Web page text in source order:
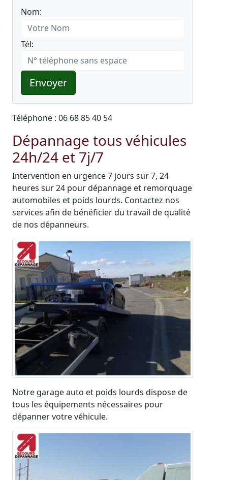
Nom:
Tél:
Envoyer
Téléphone : 06 68 85 40 54
Dépannage tous véhicules
24h/24 et 7j/7
Intervention en urgence 7 jours sur 7, 24
heures sur 24 pour dépannage et remorquage
automobiles et poids lourds. Contactez nos
services afin de bénéficier du travail de qualité
de nos dépanneurs.
Notre garage auto et poids lourds dispose de
tous les équipements nécessaires pour
dépanner votre véhicule.